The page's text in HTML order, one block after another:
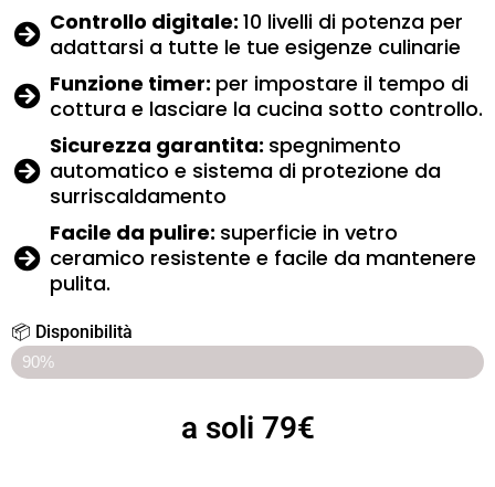
Controllo digitale: 10 livelli di potenza per
adattarsi a tutte le tue esigenze culinarie
Funzione timer: per impostare il tempo di
cottura e lasciare la cucina sotto controllo.
Sicurezza garantita: spegnimento
automatico e sistema di protezione da
surriscaldamento
Facile da pulire: superficie in vetro
ceramico resistente e facile da mantenere
pulita.
📦 Disponibilità
ULTIMI 10 PEZZI SCONTATI
90%
a soli 79€